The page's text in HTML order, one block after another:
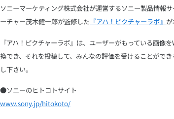
ス
プ
ソニーマーケティング株式会社が運営するソニー製品情報サ
ーチャー茂木健一郎が監修した 『アハ！ピクチャーラボ』
『アハ！ピクチャーラボ』は、ユーザーがもっている画像
換でき、それを投稿して、みんなの評価を受けることがで
し下さい。
●ソニーのヒトコトサイト
www.sony.jp/hitokoto/